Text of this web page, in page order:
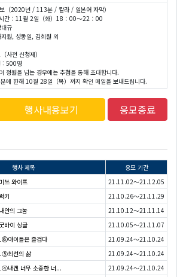
（2020년 / 113분 / 칼라 / 일본어 자막）
시간：11월 2일（화）18：00～22：00
규
지원, 성동일, 김희원 외
사전 신청제）
: 500명
정원을 넘는 경우에는 추첨을 통해 초대합니다.
에 한해 10월 28일（목）까지 확인 메일을 보내드립니다.
행사내용보기 응모종료
행사 제목
응모 기간
쓰 와이프
21.11.02～21.12.05
키
21.10.26～21.11.29
안의 그놈
21.10.12～21.11.14
바이 싱글
21.10.05～21.11.07
아이들은 즐겁다
21.09.24～21.10.24
최선의 삶
21.09.24～21.10.24
내겐 너무 소중한 너...
21.09.24～21.10.24